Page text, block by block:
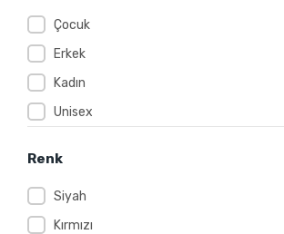
Çocuk
Erkek
Kadın
Unisex
Renk
Siyah
Kırmızı